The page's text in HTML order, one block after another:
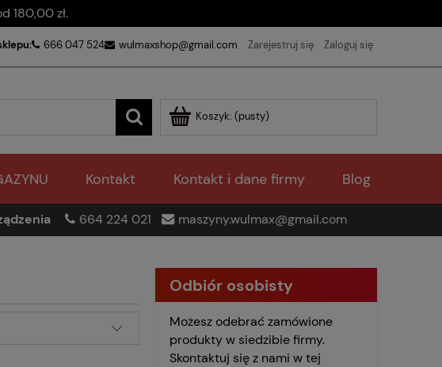
180,00 zł.
666 047 524 wulmaxshop@gmail.com Zarejestruj się Zaloguj się
Koszyk: (pusty)
Kontakt Kontakt i dane firmy Blog
664 224 021 maszyny.wulmax@gmail.com
Odbiór osobisty
Możesz odebrać zamówione
produkty w siedzibie firmy.
Skontaktuj się z nami w tej